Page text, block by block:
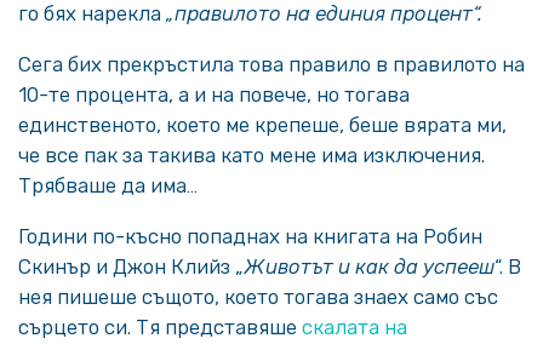
го бях нарекла „правилото на единия процент“.
Сега бих прекръстила това правило в правилото на
10-те процента, а и на повече, но тогава
единственото, което ме крепеше, беше вярата ми,
че все пак за такива като мене има изключения.
Трябваше да има…
Години по-късно попаднах на книгата на Робин
Скинър и Джон Клийз „Животът и как да успееш“. В
нея пишеше същото, което тогава знаех само със
сърцето си. Тя представяше скалата на